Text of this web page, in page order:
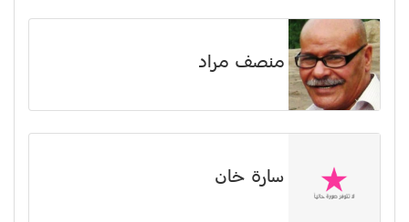
منصف مراد
سارة خان